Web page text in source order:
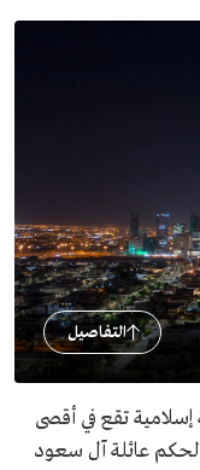
التفاصيل
تقع في أقصى
لحكم عائلة آل سعود